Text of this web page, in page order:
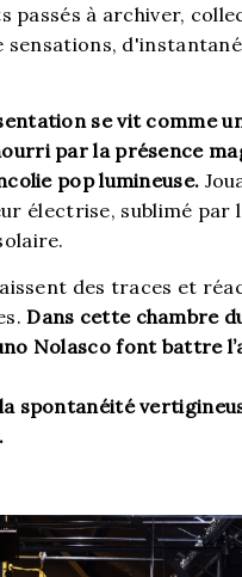
à archiver,
se vit comme
par la présence
pop lumineuse.
électrise, sublimé par
des traces et
Dans cette chambre
Nolasco font battre
spontanéité